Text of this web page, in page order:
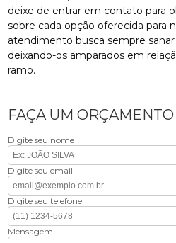
deixe de entrar em contato para
sobre cada opção oferecida para
atendimento busca sempre
deixando-os amparados em
ramo.
FAÇA UM ORÇAMENTO
Digite seu nome
Digite seu email
Digite seu telefone
Mensagem